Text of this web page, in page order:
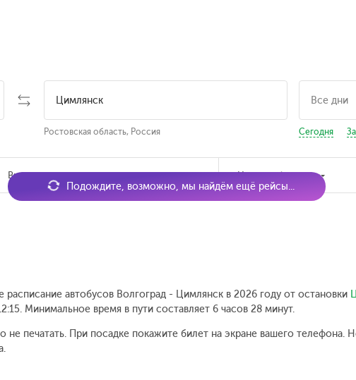
Ростовская область, Россия Сегодня
Время отправления Наличие билетов
расписание автобусов Волгоград - Цимлянск в 2026 году от остановки
Минимальное время в пути составляет 6 часов 28 минут.
не печатать. При посадке покажите билет на экране вашего телефона.
Подождите, возможно, мы найдём ещё рейсы...